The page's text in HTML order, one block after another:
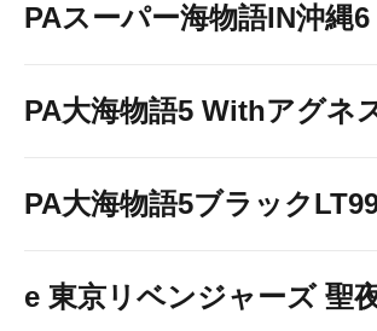
PAスーパー海物語IN沖縄
PA大海物語5 Withアグネ
PA大海物語5ブラック
e 東京リベンジャーズ 聖